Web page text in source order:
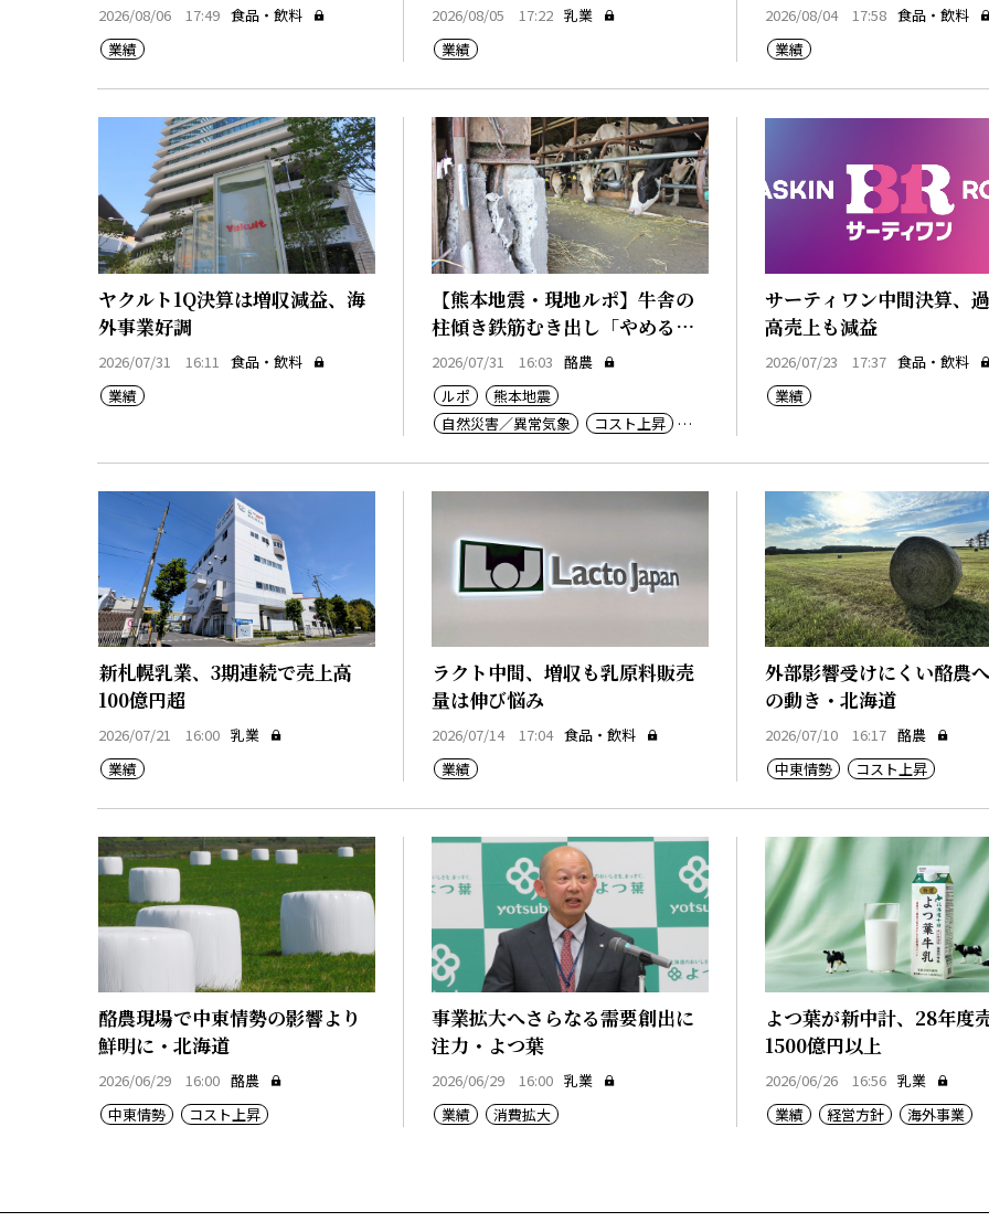
2026/08/06 17:49 食品・飲料
業績
2026/08/05 17:22 乳業
業績
2026/08/04 17:58 食品・飲料
業績
ヤクルト1Q決算は増収減益、海
外事業好調
2026/07/31 16:11
食品・飲料
業績
【熊本地震・現地ルポ】牛舎の
柱傾き鉄筋むき出し「やめるし
か」
2026/07/31 16:03 酪農
ルポ
熊本地震
自然災害／異常気象
コスト上昇
サーティワン中間決算、
高売上も減益
2026/07/23 17:37 食品・飲料
業績
新札幌乳業、3期連続で売上高
100億円超
2026/07/21 16:00 乳業
業績
ラクト中間、増収も乳原料販売
量は伸び悩み
2026/07/14 17:04 食品・飲料
業績
外部影響受けにくい酪農
の動き・北海道
2026/07/10 16:17 酪農
中東情勢
コスト上昇
酪農現場で中東情勢の影響より
鮮明に・北海道
2026/06/29 16:00 酪農
中東情勢
コスト上昇
事業拡大へさらなる需要創出に
注力・よつ葉
2026/06/29 16:00 乳業
業績
消費拡大
よつ葉が新中計、28年度
1500億円以上
2026/06/26 16:56 乳業
業績
経営方針 海外事業